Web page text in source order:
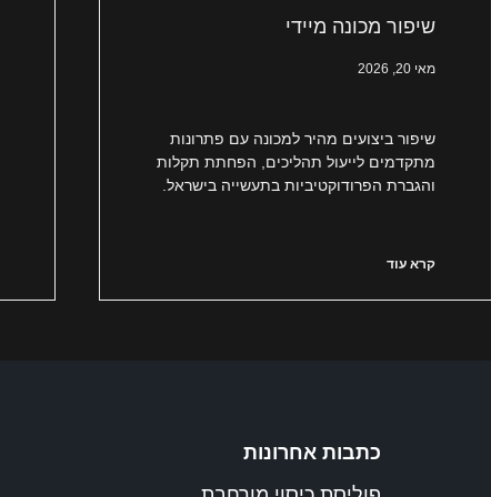
שיפור מכונה מיידי
מאי 20, 2026
שיפור ביצועים מהיר למכונה עם פתרונות
מתקדמים לייעול תהליכים, הפחתת תקלות
והגברת הפרודוקטיביות בתעשייה בישראל.
קרא עוד
כתבות אחרונות